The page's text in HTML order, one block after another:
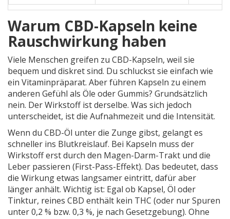
Warum CBD-Kapseln keine
Rauschwirkung haben
Viele Menschen greifen zu CBD-Kapseln, weil sie
bequem und diskret sind. Du schluckst sie einfach wie
ein Vitaminpräparat. Aber führen Kapseln zu einem
anderen Gefühl als Öle oder Gummis? Grundsätzlich
nein. Der Wirkstoff ist derselbe. Was sich jedoch
unterscheidet, ist die Aufnahmezeit und die Intensität.
Wenn du CBD-Öl unter die Zunge gibst, gelangt es
schneller ins Blutkreislauf. Bei Kapseln muss der
Wirkstoff erst durch den Magen-Darm-Trakt und die
Leber passieren (First-Pass-Effekt). Das bedeutet, dass
die Wirkung etwas langsamer eintritt, dafür aber
länger anhält. Wichtig ist: Egal ob Kapsel, Öl oder
Tinktur, reines CBD enthält kein THC (oder nur Spuren
unter 0,2 % bzw. 0,3 %, je nach Gesetzgebung). Ohne